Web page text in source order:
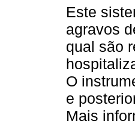
Este
agravos
qual são
O
e
Mais